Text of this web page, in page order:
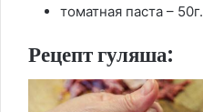
томатная паста – 50г.
Рецепт гуляша: